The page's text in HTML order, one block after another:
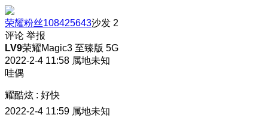
荣耀粉丝108425643沙发 2
评论 举报
LV9荣耀Magic3 至臻版 5G
2022-2-4 11:58 属地未知
哇偶
耀酷炫 : 好快
2022-2-4 11:59 属地未知